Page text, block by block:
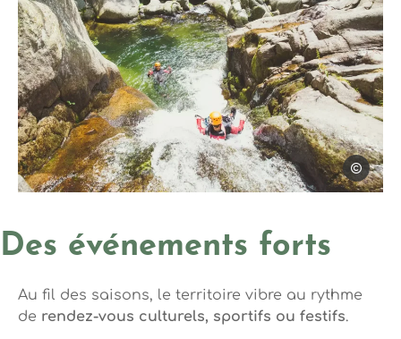
Steph
Des événements forts
Au fil des saisons, le territoire vibre au rythme
de rendez-vous culturels, sportifs ou festifs.